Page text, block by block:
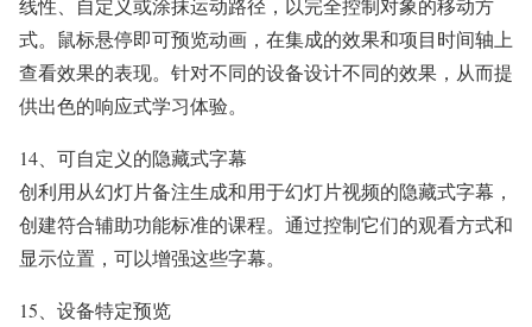
式。鼠标悬停即可预览动画，在集成的效果和项目时间轴上
查看效果的表现。针对不同的设备设计不同的效果，从而提
供出色的响应式学习体验。
14、可自定义的隐藏式字幕
创利用从幻灯片备注生成和用于幻灯片视频的隐藏式字幕，
创建符合辅助功能标准的课程。通过控制它们的观看方式和
显示位置，可以增强这些字幕。
15、设备特定预览